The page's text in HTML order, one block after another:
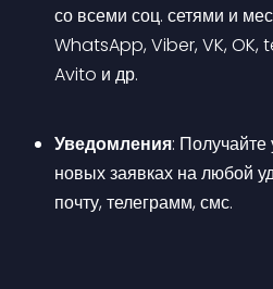
со всеми соц. сетями и
WhatsApp, Viber, VK, OK,
Avito и др.
Уведомления:
новых заявках на любой
почту, телеграмм, смс.